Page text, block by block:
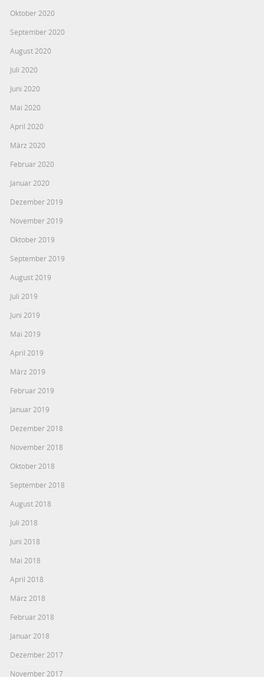
Oktober 2020
September 2020
August 2020
Juli 2020
Juni 2020
Mai 2020
April 2020
März 2020
Februar 2020
Januar 2020
Dezember 2019
November 2019
Oktober 2019
September 2019
August 2019
Juli 2019
Juni 2019
Mai 2019
April 2019
März 2019
Februar 2019
Januar 2019
Dezember 2018
November 2018
Oktober 2018
September 2018
August 2018
Juli 2018
Juni 2018
Mai 2018
April 2018
März 2018
Februar 2018
Januar 2018
Dezember 2017
November 2017